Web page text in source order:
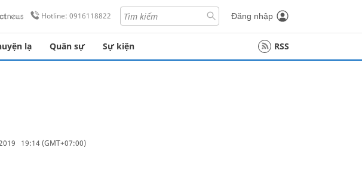
Hotline: 0916118822 Đăng nhập
lạ Quân sự Sự kiện RSS
19:14 (GMT+07:00)